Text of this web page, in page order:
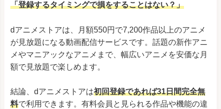
「登録するタイミングで損をすることはない？」
dアニメストアは、月額550円で7,200作品以上のアニメ
が見放題になる動画配信サービスです。話題の新作アニ
メやマニアックなアニメまで、幅広いアニメを安価な月
額で見放題で楽しめます。
結論、dアニメストアは初回登録であれば31日間完全無
料で利用できます。有料会員と見られる作品や機能の違